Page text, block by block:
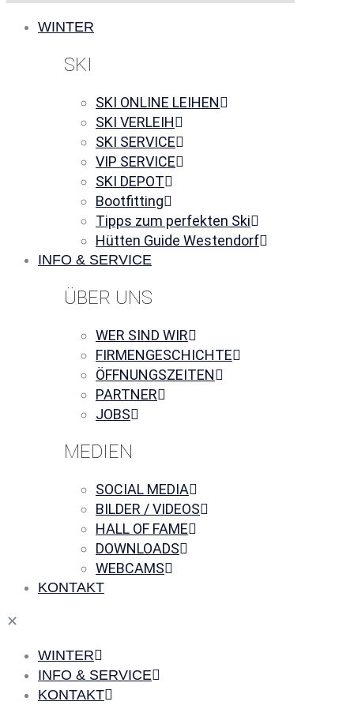
WINTER
SKI
SKI ONLINE LEIHEN
SKI VERLEIH
SKI SERVICE
VIP SERVICE
SKI DEPOT
Bootfitting
Tipps zum perfekten Ski
Hütten Guide Westendorf
INFO & SERVICE
ÜBER UNS
WER SIND WIR
FIRMENGESCHICHTE
ÖFFNUNGSZEITEN
PARTNER
JOBS
MEDIEN
SOCIAL MEDIA
BILDER / VIDEOS
HALL OF FAME
DOWNLOADS
WEBCAMS
KONTAKT
✕
WINTER
INFO & SERVICE
KONTAKT